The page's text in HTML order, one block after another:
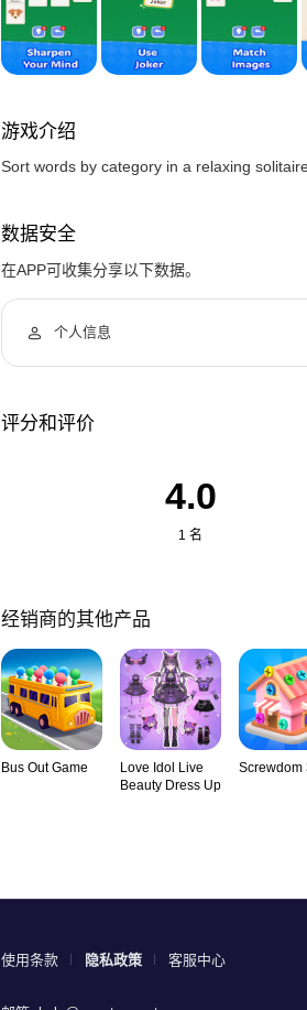
游戏介绍
Sort words by category in a relaxing
数据安全
在APP可收集分享以下数据。
个人信息
评分和评价
4.0
1 名
经销商的其他产品
Bus Out Game
Love Idol Live
Beauty Dress Up
Screwdom
使用条款 隐私政策 客服中心